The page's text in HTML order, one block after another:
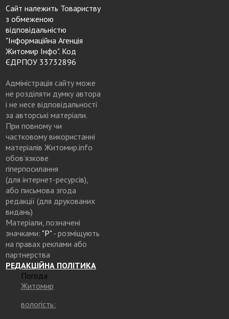
Сайт належить Товариству
з обмеженою
відповідальністю
"Інформаційна Агенція
Житомир Інфо". Код
ЄДРПОУ 33732896
Адміністрація сайту може
не розділяти думку автора
і не несе відповідальності
за авторські матеріали.
При повному чи
частковому використанні
матеріалів Житомир.info
обов’язкове
гіперпосилання
(для інтернет-ресурсів),
або письмова згода
редакції (для друкованих
видань)
Матеріали, позначені
значками: "Р"- розміщують
на правах реклами або
партнерства
РЕДАКЦІЙНА ПОЛІТИКА
Погода
Житомир
вологість: